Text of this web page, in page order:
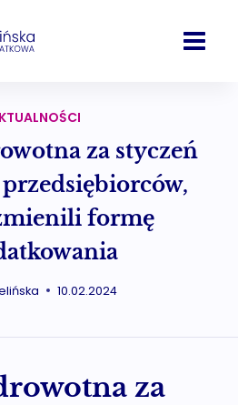
za styczeń
formę
10.02.2024
za